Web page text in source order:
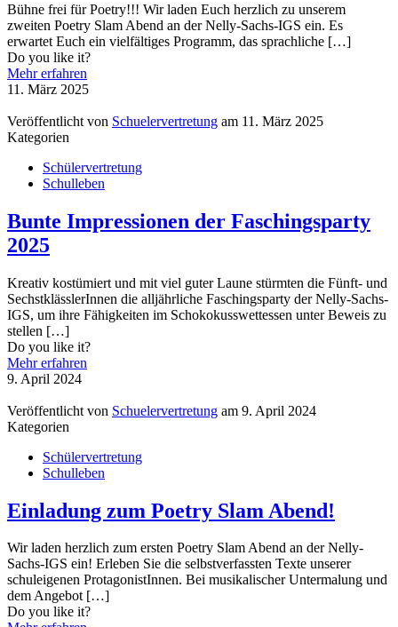
Bühne frei für Poetry!!! Wir laden Euch herzlich zu unserem
zweiten Poetry Slam Abend an der Nelly-Sachs-IGS ein. Es
erwartet Euch ein vielfältiges Programm, das sprachliche […]
Do you like it?
Mehr erfahren
11. März 2025
Veröffentlicht von Schuelervertretung am 11. März 2025
Kategorien
Schülervertretung
Schulleben
Bunte Impressionen der Faschingsparty
2025
Kreativ kostümiert und mit viel guter Laune stürmten die Fünft- und
SechstklässlerInnen die alljährliche Faschingsparty der Nelly-Sachs-
IGS, um ihre Fähigkeiten im Schokokusswettessen unter Beweis zu
stellen […]
Do you like it?
Mehr erfahren
9. April 2024
Veröffentlicht von Schuelervertretung am 9. April 2024
Kategorien
Schülervertretung
Schulleben
Einladung zum Poetry Slam Abend!
Wir laden herzlich zum ersten Poetry Slam Abend an der Nelly-
Sachs-IGS ein! Erleben Sie die selbstverfassten Texte unserer
schuleigenen ProtagonistInnen. Bei musikalischer Untermalung und
dem Angebot[…]
Do you like it?